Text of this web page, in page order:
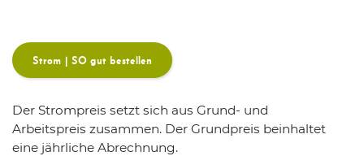
Strom | SO gut bestellen
Der Strompreis setzt sich aus Grund- und
Arbeitspreis zusammen. Der Grundpreis beinhaltet
eine jährliche Abrechnung.